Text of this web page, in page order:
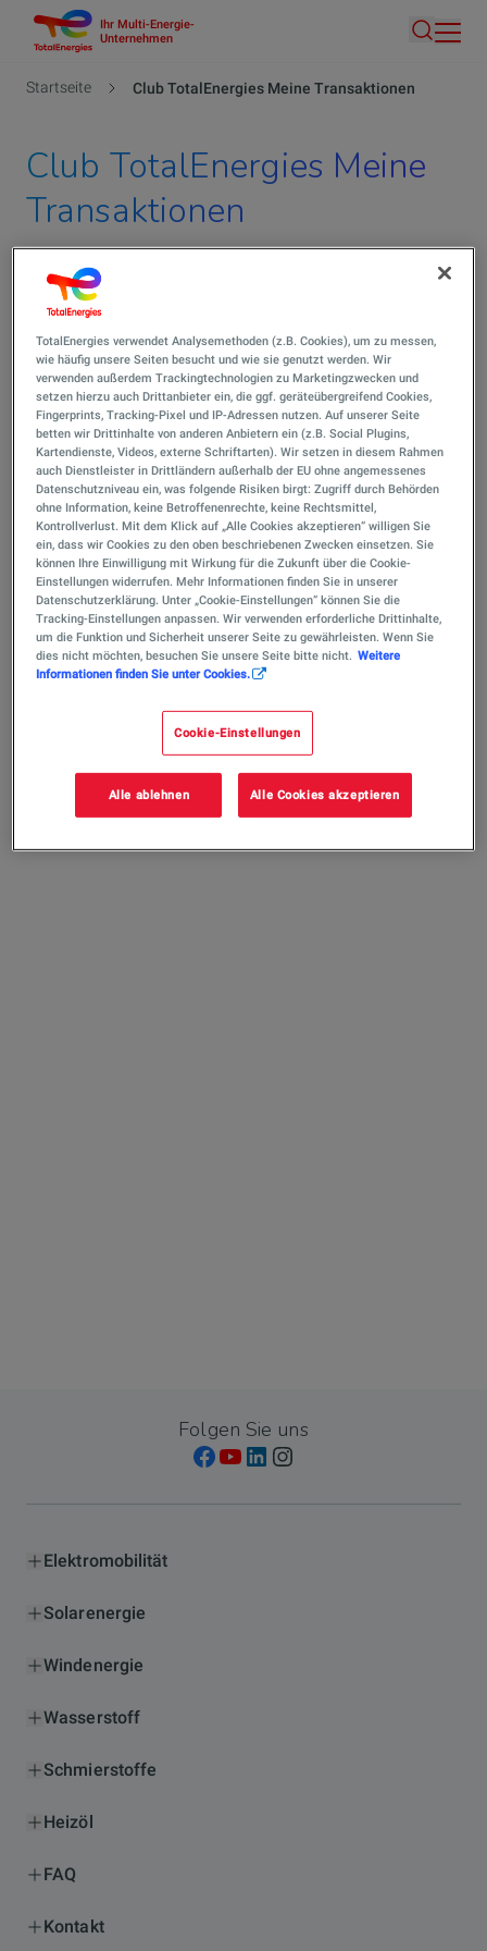
Inhalt
Ihr Multi-Energie-
Unternehmen
Suche
Pfadnavigation
Startseite Club TotalEnergies Meine Transaktionen
Club TotalEnergies Meine
Transaktionen
Mein Konto:
Mein Bereich
Meine Transaktionen
Persönliche Daten
Club TotalEnergies Punkte übertragen
Passwort ändern
Club TotalEnergies Karte ersetzen
Gutscheincodes
Prämien bestellen
Ausloggen
Folgen Sie uns
Elektromobilität
Solarenergie
Windenergie
Wasserstoff
Schmierstoffe
Heizöl
FAQ
Kontakt
TotalEnergies verwendet Analysemethoden (z.B. Cookies), um zu messen,
wie häufig unsere Seiten besucht und wie sie genutzt werden. Wir
verwenden außerdem Trackingtechnologien zu Marketingzwecken und
setzen hierzu auch Drittanbieter ein, die ggf. geräteübergreifend Cookies,
Fingerprints, Tracking-Pixel und IP-Adressen nutzen. Auf unserer Seite
betten wir Drittinhalte von anderen Anbietern ein (z.B. Social Plugins,
Kartendienste, Videos, externe Schriftarten). Wir setzen in diesem Rahmen
auch Dienstleister in Drittländern außerhalb der EU ohne angemessenes
Datenschutzniveau ein, was folgende Risiken birgt: Zugriff durch Behörden
ohne Information, keine Betroffenenrechte, keine Rechtsmittel,
Kontrollverlust. Mit dem Klick auf „Alle Cookies akzeptieren“ willigen Sie
ein, dass wir Cookies zu den oben beschriebenen Zwecken einsetzen. Sie
können Ihre Einwilligung mit Wirkung für die Zukunft über die Cookie-
Einstellungen widerrufen. Mehr Informationen finden Sie in unserer
Datenschutzerklärung. Unter „Cookie-Einstellungen“ können Sie die
Tracking-Einstellungen anpassen. Wir verwenden erforderliche Drittinhalte,
um die Funktion und Sicherheit unserer Seite zu gewährleisten. Wenn Sie
dies nicht möchten, besuchen Sie unsere Seite bitte nicht. Weitere
Informationen finden Sie unter Cookies.
Cookie-Einstellungen
Alle ablehnen Alle Cookies akzeptieren